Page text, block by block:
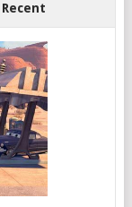
Recent